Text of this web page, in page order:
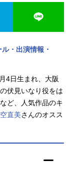
一覧
画一覧
・出演情報・
4日生まれ、大阪
の伏見いなり役をは
ど、人気作品のキ
直美さんのオスス